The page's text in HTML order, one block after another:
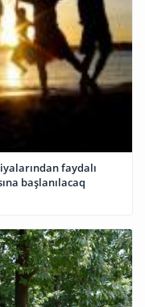
faydalı
başlanılacaq